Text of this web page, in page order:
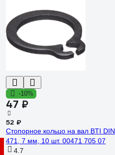
-10%
47 ₽
52 ₽
Стопорное кольцо на вал BTI DIN
471, 7 мм, 10 шт. 00471 705 07
4.7